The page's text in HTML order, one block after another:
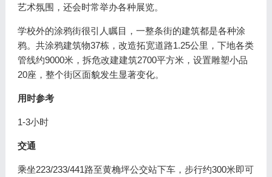
艺术氛围，还会时常举办各种展览。
学校外的涂鸦街很引人瞩目，一整条街的建筑都是各种涂
鸦。共涂鸦建筑物37栋，改造拓宽道路1.25公里，下地各类
管线约9000米，拆危改建建筑2700平方米，设置雕塑小品
20座，整个街区面貌发生显著变化。
用时参考
1-3小时
交通
乘坐223/233/441路至黄桷坪公交站下车，步行约300米即可